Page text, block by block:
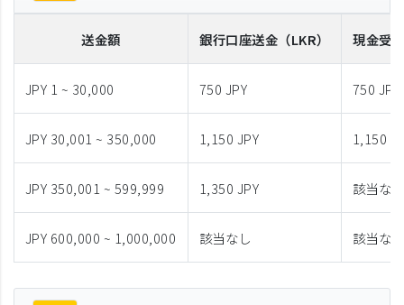
送金額 銀行口座送金 （LKR） 現金受
JPY 1 ~ 30,000 750 JPY 750 JPY
JPY 30,001 ~ 350,000 1,150 JPY 1,150
JPY 350,001 ~ 599,999 1,350 JPY 該当なし
JPY 600,000 ~ 1,000,000 該当なし 該当なし